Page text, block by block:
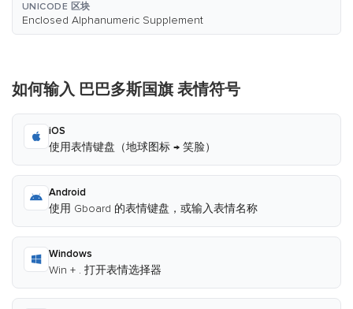
UNICODE 区块
Enclosed Alphanumeric Supplement
如何输入 巴巴多斯国旗 表情符号
iOS
使用表情键盘（地球图标 → 笑脸）
Android
使用 Gboard 的表情键盘，或输入表情名称
Windows
Win + . 打开表情选择器